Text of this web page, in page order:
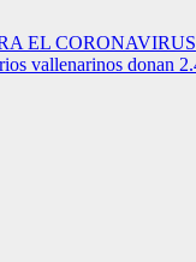
EL CORONAVIRUS
donan